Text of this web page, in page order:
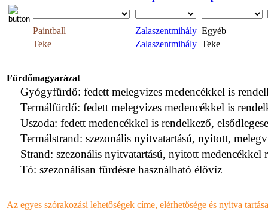
Paintball Zalaszentmihály Egyéb
Teke
Zalaszentmihály Teke
Fürdőmagyarázat
Gyógyfürdő: fedett melegvizes medencékkel is
Termálfürdő: fedett melegvizes medencékkel is
Uszoda: fedett medencékkel is rendelkező,
Termálstrand: szezonális nyitvatartású, nyitott,
Strand: szezonális nyitvatartású, nyitott medencékkel
Tó: szezonálisan fürdésre használható élővíz
Az egyes szórakozási lehetőségek címe, elérhetősége és nyitva